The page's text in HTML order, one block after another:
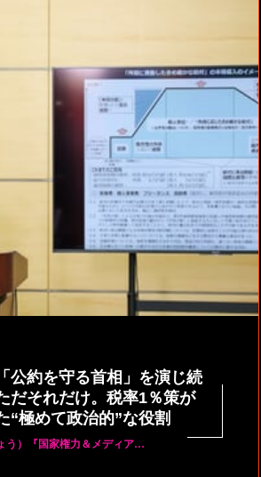
公約を守る首相」を演じ続
だそれだけ。税率1％策が
“極めて政治的”な役割
う）『国家権力＆メディア…